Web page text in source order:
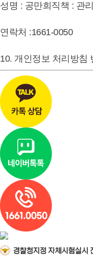
성명 : 공만희직책 : 관
연락처 :1661-0050
10. 개인정보 처리방침